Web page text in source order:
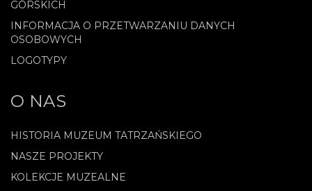
GÓRSKICH
INFORMACJA O PRZETWARZANIU DANYCH
OSOBOWYCH
LOGOTYPY
O NAS
HISTORIA MUZEUM TATRZAŃSKIEGO
NASZE PROJEKTY
KOLEKCJE MUZEALNE